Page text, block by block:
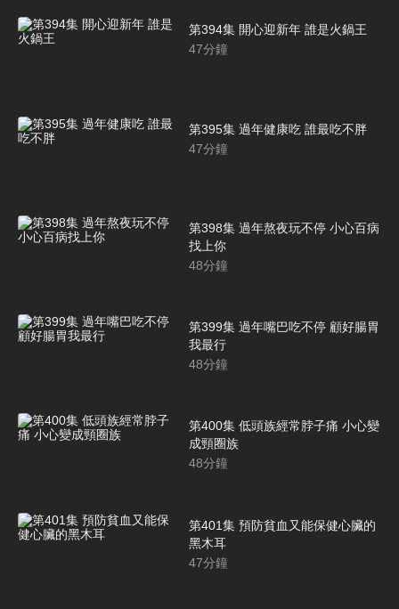
第394集 開心迎新年 誰是火鍋王
47分鐘
第395集 過年健康吃 誰最吃不胖
47分鐘
第398集 過年熬夜玩不停 小心百病
找上你
48分鐘
第399集 過年嘴巴吃不停 顧好腸胃
我最行
48分鐘
第400集 低頭族經常脖子痛 小心變
成頸圈族
48分鐘
第401集 預防貧血又能保健心臟的
黑木耳
47分鐘